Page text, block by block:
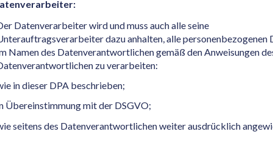
Datenverarbeiter wird und muss auch alle seine
dazu anhalten, alle personenbezogenen
Namen des Datenverantwortlichen gemäß den Anweisungen
zu verarbeiten:
in dieser DPA beschrieben;
Übereinstimmung mit der DSGVO;
seitens des Datenverantwortlichen weiter ausdrücklich